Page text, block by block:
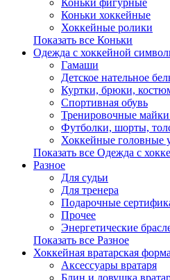
Коньки фигурные
Коньки хоккейные
Хоккейные ролики
Показать все Коньки
Одежда с хоккейной
Гамаши
Детское нательное
Куртки, брюки,
Спортивная обувь
Тренировочные майки
Футболки, шорты,
Хоккейные головные
Показать все Одежда с
Разное
Для судьи
Для тренера
Подарочные
Прочее
Энергетические
Показать все Разное
Хоккейная вратарская форма
Аксессуары вратаря
Блин и ловушка